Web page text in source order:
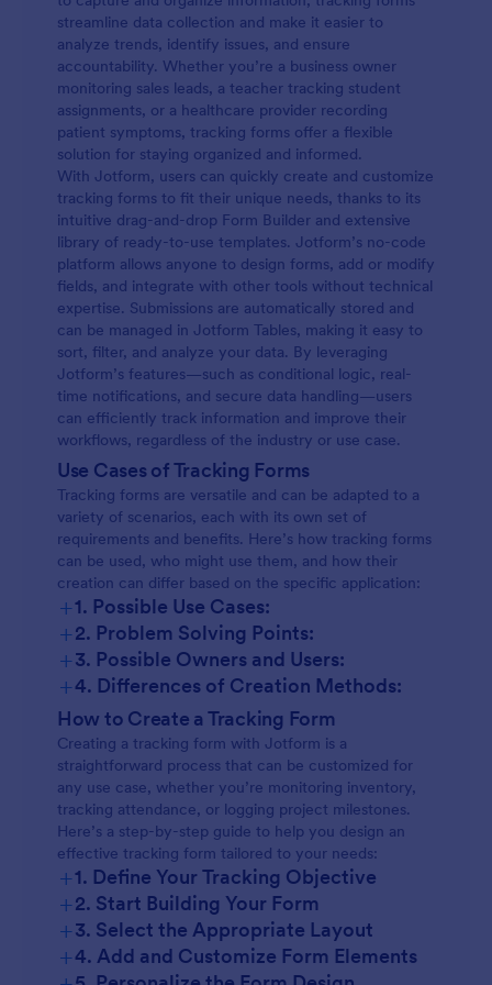
streamline data collection and make it easier to
analyze trends, identify issues, and ensure
accountability. Whether you’re a business owner
monitoring sales leads, a teacher tracking student
assignments, or a healthcare provider recording
patient symptoms, tracking forms offer a flexible
solution for staying organized and informed.
With Jotform, users can quickly create and customize
tracking forms to fit their unique needs, thanks to its
intuitive drag-and-drop Form Builder and extensive
library of ready-to-use templates. Jotform’s no-code
platform allows anyone to design forms, add or modify
fields, and integrate with other tools without technical
expertise. Submissions are automatically stored and
can be managed in Jotform Tables, making it easy to
sort, filter, and analyze your data. By leveraging
Jotform’s features—such as conditional logic, real-
time notifications, and secure data handling—users
can efficiently track information and improve their
workflows, regardless of the industry or use case.
Use Cases of Tracking Forms
Tracking forms are versatile and can be adapted to a
variety of scenarios, each with its own set of
requirements and benefits. Here’s how tracking forms
can be used, who might use them, and how their
creation can differ based on the specific application:
+1. Possible Use Cases:
+2. Problem Solving Points:
+3. Possible Owners and Users:
+4. Differences of Creation Methods:
Inventory Tracking:
Attendance Tracking:
Expense Tracking:
Project Tracking:
How to Create a Tracking Form
Creating a tracking form with Jotform is a
straightforward process that can be customized for
any use case, whether you’re monitoring inventory,
tracking attendance, or logging project milestones.
Here’s a step-by-step guide to help you design an
effective tracking form tailored to your needs:
+1. Define Your Tracking Objective
+2. Start Building Your Form
+3. Select the Appropriate Layout
+4. Add and Customize Form Elements